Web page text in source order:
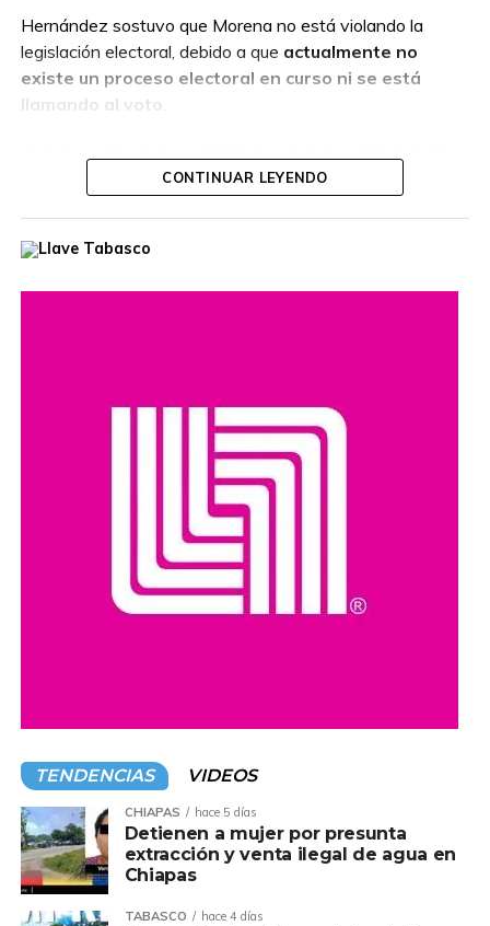
Hernández sostuvo que Morena no está violando la
legislación electoral, debido a que actualmente no
existe un proceso electoral en curso ni se está
llamando al voto
como aspirantesa las candidaturas de Morena para las
CONTINUAR LEYENDO
TENDENCIAS VIDEOS
CHIAPAS hace 5 días
Detienen a mujer por presunta
extracción y venta ilegal de agua en
Chiapas
TABASCO hace 4 días